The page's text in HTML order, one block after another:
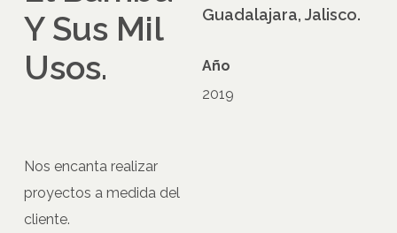
Y Sus Mil
Usos.
Nos encanta realizar
proyectos a medida del
cliente.
Guadalajara, Jalisco.
Año
2019